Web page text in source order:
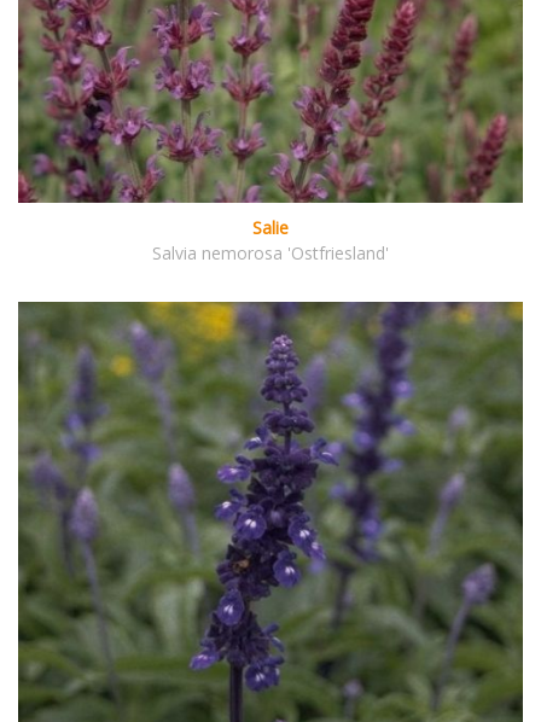
Salie
Salvia nemorosa 'Ostfriesland'